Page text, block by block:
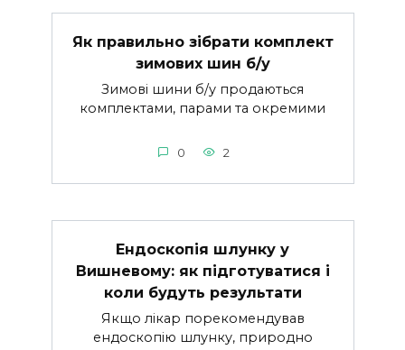
Як правильно зібрати комплект
зимових шин б/у
Зимові шини б/у продаються
комплектами, парами та окремими
0 2
Ендоскопія шлунку у
Вишневому: як підготуватися і
коли будуть результати
Якщо лікар порекомендував
ендоскопію шлунку, природно